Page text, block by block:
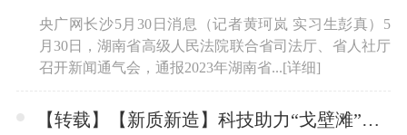
央广网长沙5月30日消息（记者黄珂岚 实习生彭真）5
月30日，湖南省高级人民法院联合省司法厅、省人社厅
召开新闻通气会，通报2023年湖南省...[详细]
【转载】【新质新造】科技助力“戈壁滩”变身“菜篮子”